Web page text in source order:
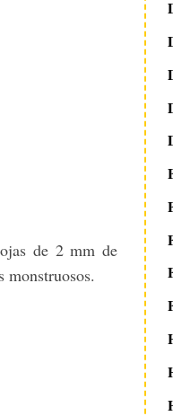
de 2 mm de
monstruosos.